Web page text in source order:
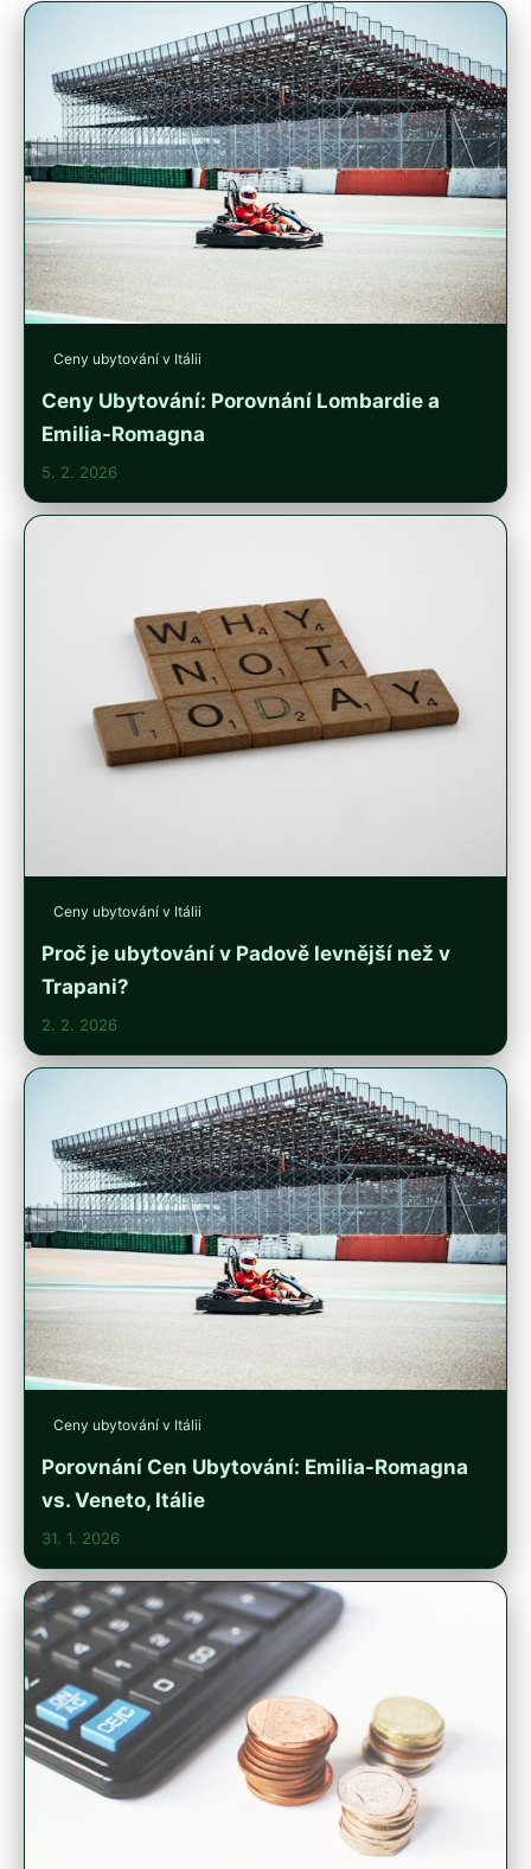
Ceny ubytování v Itálii
Ceny Ubytování: Porovnání Lombardie a
Emilia-Romagna
5. 2. 2026
Ceny ubytování v Itálii
Proč je ubytování v Padově levnější než v
Trapani?
2. 2. 2026
Ceny ubytování v Itálii
Porovnání Cen Ubytování: Emilia-Romagna
vs. Veneto, Itálie
31. 1. 2026